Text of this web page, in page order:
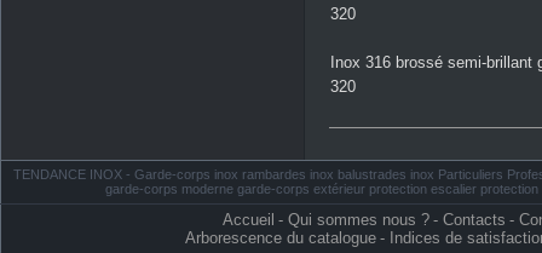
320
Inox 316 brossé semi-brillant
320
TENDANCE INOX - Garde-corps inox rambardes inox balustrades inox Particuliers
garde-corps moderne garde-corps extérieur protection escalier
Accueil - Qui sommes nous ? - Contacts -
Arborescence du catalogue - Indices de